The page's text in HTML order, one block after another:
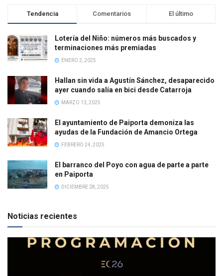
Tendencia Comentarios El último
Lotería del Niño: números más buscados y
terminaciones más premiadas
ENERO 2, 2025
Hallan sin vida a Agustín Sánchez, desaparecido
ayer cuando salía en bici desde Catarroja
MARZO 13, 2025
El ayuntamiento de Paiporta demoniza las
ayudas de la Fundación de Amancio Ortega
FEBRERO 24, 2025
El barranco del Poyo con agua de parte a parte
en Paiporta
DICIEMBRE 28, 2025
Noticias recientes